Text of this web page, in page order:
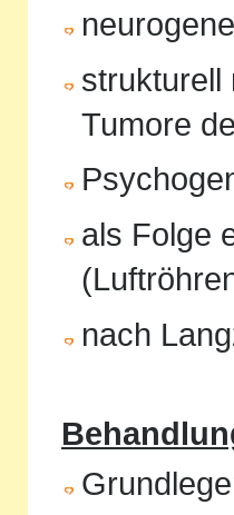
strukturell
Tumore
als Folge
nach